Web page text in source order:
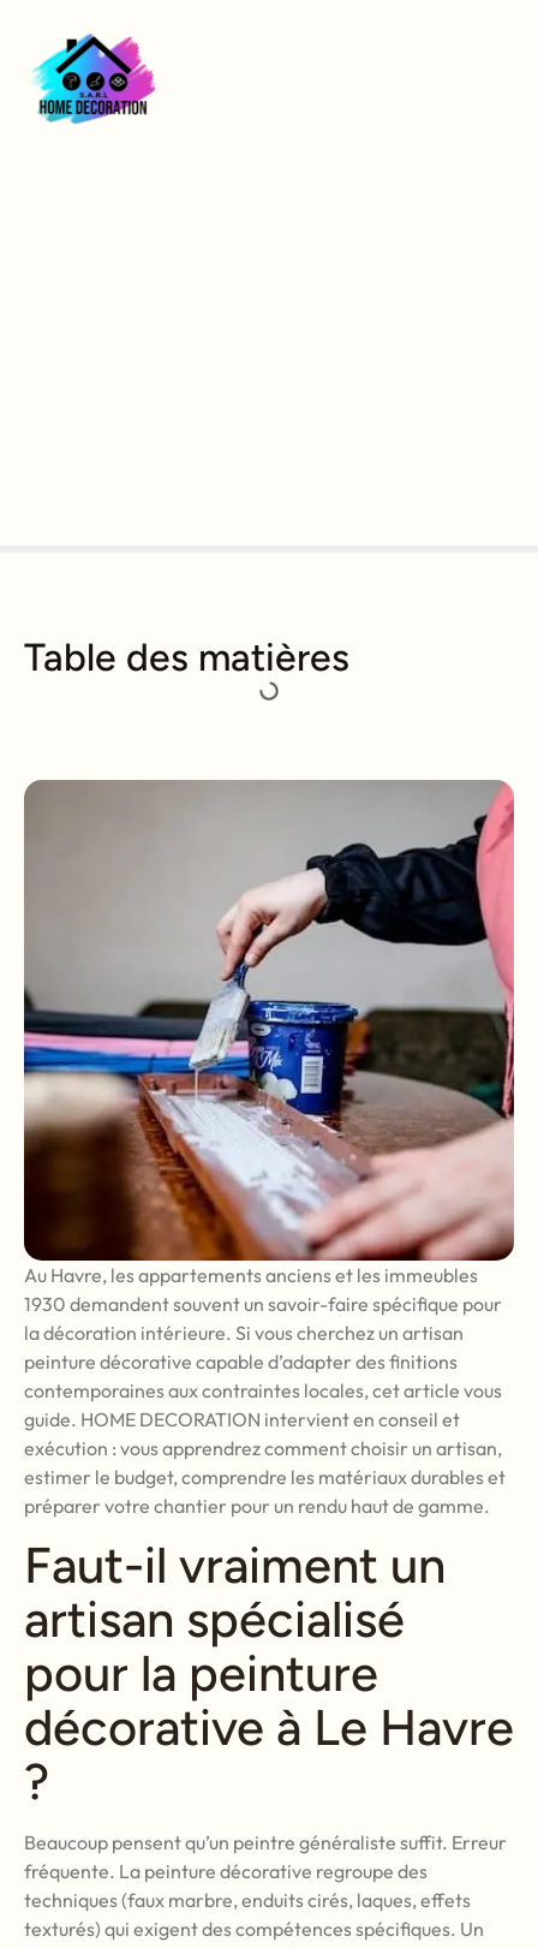
Table des matières
Au Havre, les appartements anciens et les immeubles
1930 demandent souvent un savoir-faire spécifique pour
la décoration intérieure. Si vous cherchez un artisan
peinture décorative capable d’adapter des finitions
contemporaines aux contraintes locales, cet article vous
guide. HOME DECORATION intervient en conseil et
exécution : vous apprendrez comment choisir un artisan,
estimer le budget, comprendre les matériaux durables et
préparer votre chantier pour un rendu haut de gamme.
Faut-il vraiment un
artisan spécialisé
pour la peinture
décorative à Le Havre
?
Beaucoup pensent qu’un peintre généraliste suffit. Erreur
fréquente. La peinture décorative regroupe des
techniques (faux marbre, enduits cirés, laques, effets
texturés) qui exigent des compétences spécifiques. Un